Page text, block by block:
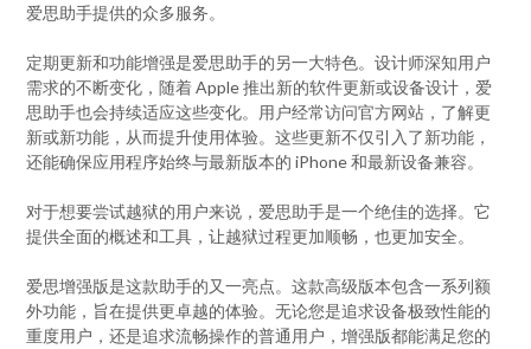
爱思助手提供的众多服务。
定期更新和功能增强是爱思助手的另一大特色。设计师深知用户
需求的不断变化，随着 Apple 推出新的软件更新或设备设计，爱
思助手也会持续适应这些变化。用户经常访问官方网站，了解更
新或新功能，从而提升使用体验。这些更新不仅引入了新功能，
还能确保应用程序始终与最新版本的 iPhone 和最新设备兼容。
对于想要尝试越狱的用户来说，爱思助手是一个绝佳的选择。它
提供全面的概述和工具，让越狱过程更加顺畅，也更加安全。
爱思增强版是这款助手的又一亮点。这款高级版本包含一系列额
外功能，旨在提供更卓越的体验。无论您是追求设备极致性能的
重度用户，还是追求流畅操作的普通用户，增强版都能满足您的